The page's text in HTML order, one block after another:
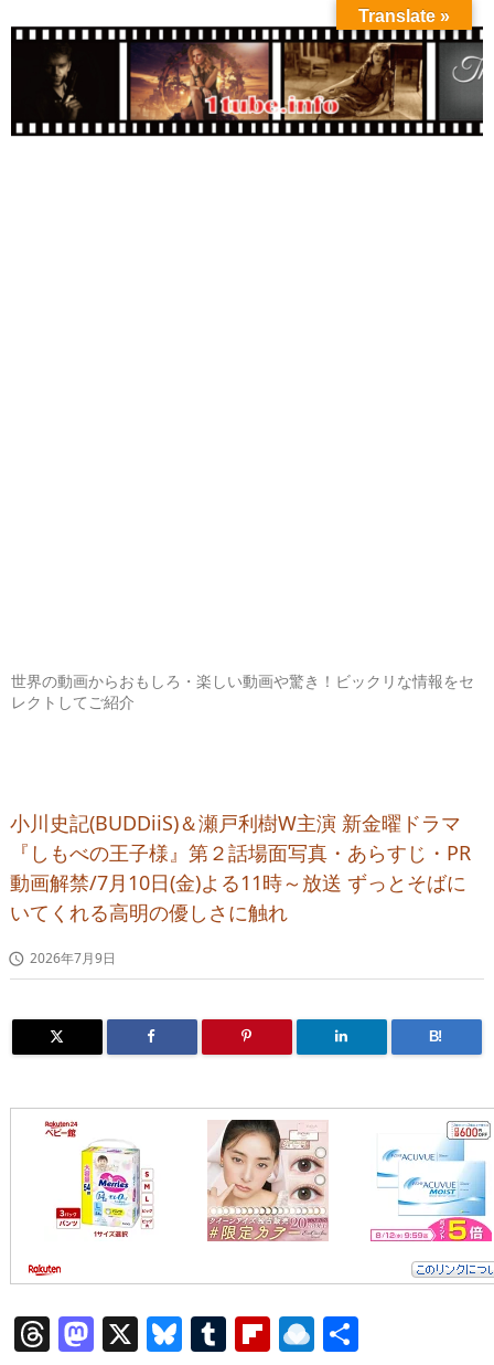
世界の動画からおもしろ・楽しい動画や驚き！ビックリな情報をセ
レクトしてご紹介
小川史記(BUDDiiS)＆瀬戸利樹W主演 新金曜ドラマ
『しもべの王子様』第２話場面写真・あらすじ・PR
動画解禁/7月10日(金)よる11時～放送 ずっとそばに
いてくれる高明の優しさに触れ
 2026年7月9日
B!
T M X Bl T Fl R
Translate »